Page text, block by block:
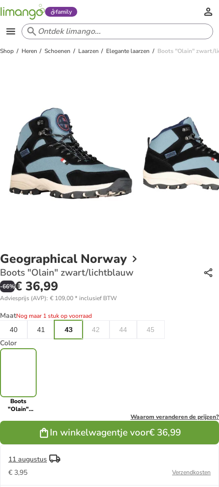
family
Shop Heren Schoenen Laarzen Elegante laarzen Boots "Olain" zwart/
Geographical Norway
Boots "Olain" zwart/lichtblauw
-66%€ 36,99
Adviesprijs (AVP): € 109,00* inclusief BTW
MaatNog maar 1 stuk op voorraad
40
41 43 42 44 45
Color
Boots
"Olain"
Waarom veranderen de prijzen?
In winkelwagentje voor€ 36,99
11 augustus
€ 3,95
Verzendkosten